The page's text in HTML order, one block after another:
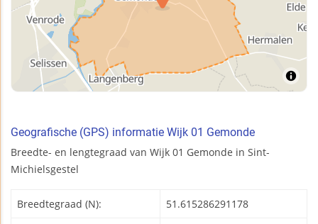
Geografische (GPS) informatie Wijk 01 Gemonde
Breedte- en lengtegraad van Wijk 01 Gemonde in Sint-
Michielsgestel
Breedtegraad (N): 51.615286291178